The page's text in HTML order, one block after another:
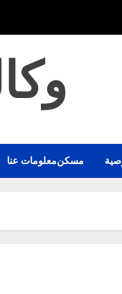
مسكنمعلومات عنا